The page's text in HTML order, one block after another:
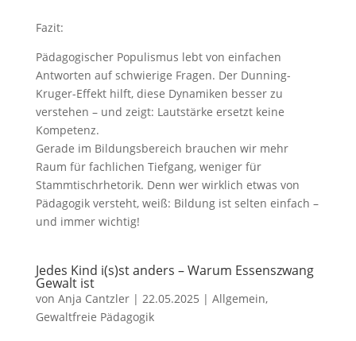
Fazit:
Pädagogischer Populismus lebt von einfachen
Antworten auf schwierige Fragen. Der Dunning-
Kruger-Effekt hilft, diese Dynamiken besser zu
verstehen – und zeigt: Lautstärke ersetzt keine
Kompetenz.
Gerade im Bildungsbereich brauchen wir mehr
Raum für fachlichen Tiefgang, weniger für
Stammtischrhetorik. Denn wer wirklich etwas von
Pädagogik versteht, weiß: Bildung ist selten einfach –
und immer wichtig!
Jedes Kind i(s)st anders – Warum Essenszwang
Gewalt ist
von Anja Cantzler| 22.05.2025 | Allgemein,
Gewaltfreie Pädagogik